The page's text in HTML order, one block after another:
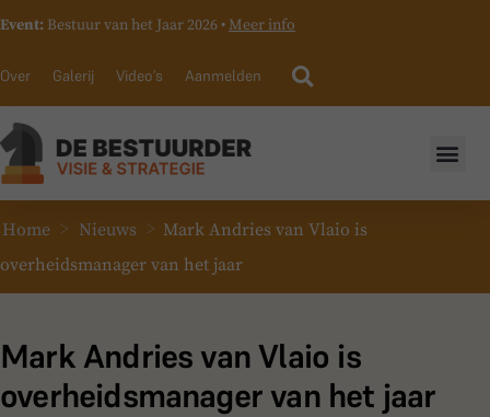
Event: Bestuur van het Jaar 2026 • Meer info
Over Galerij Video’s Aanmelden
Home > Nieuws > Mark Andries van Vlaio is
overheidsmanager van het jaar
Mark Andries van Vlaio is
overheidsmanager van het jaar